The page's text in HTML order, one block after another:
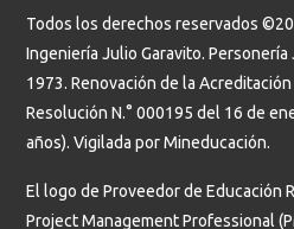
Todos los derechos reservados
Ingeniería Julio Garavito.
1973. Renovación de la
Resolución N.° 000195 del 16 de
años). Vigilada por Mineducación.
El logo de Proveedor de Educación
Project Management Professional